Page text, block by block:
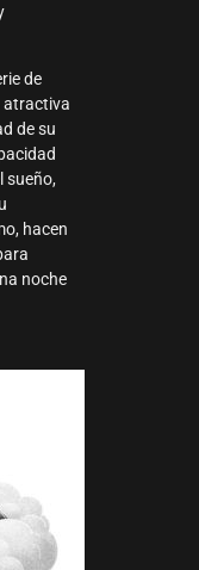
de
atractiva
de su
sueño,
hacen
noche